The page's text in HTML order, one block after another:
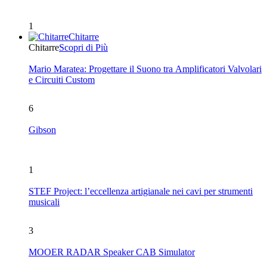
1
Chitarre
ChitarreScopri di Più
Mario Maratea: Progettare il Suono tra Amplificatori Valvolari
e Circuiti Custom
6
Gibson
1
STEF Project: l’eccellenza artigianale nei cavi per strumenti
musicali
3
MOOER RADAR Speaker CAB Simulator